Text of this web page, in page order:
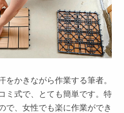
をかきながら作業する筆者。
ミ式で、とても簡単です。特
で、女性でも楽に作業ができ